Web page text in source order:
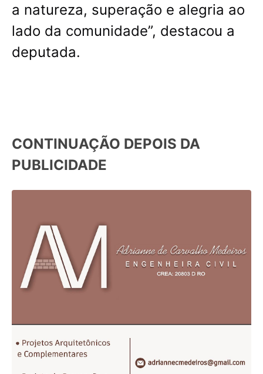
a natureza, superação e alegria ao
lado da comunidade”, destacou a
deputada.
CONTINUAÇÃO DEPOIS DA
PUBLICIDADE